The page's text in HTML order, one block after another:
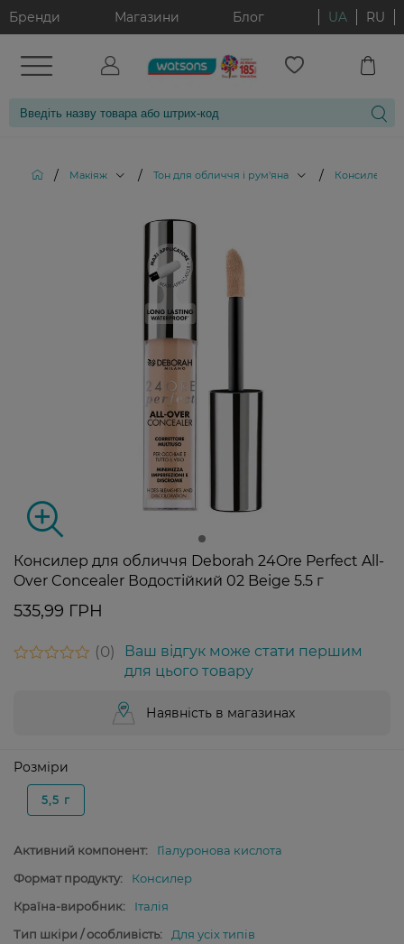
Бренди Магазини Блог UA RU
/ Макіяж / Тон для обличчя і рум'яна / Консилери
Консилер для обличчя Deborah 24Ore Perfect All-
Over Concealer Водостійкий 02 Beige 5.5 г
535,99 ГРН
0
Ваш відгук може стати першим
для цього товару
Наявність в магазинах
Розміри
5,5 г
Активний компонент:
Гіалуронова кислота
Формат продукту:
Консилер
Країна-виробник:
Італія
Тип шкіри / особливість:
Для усіх типів